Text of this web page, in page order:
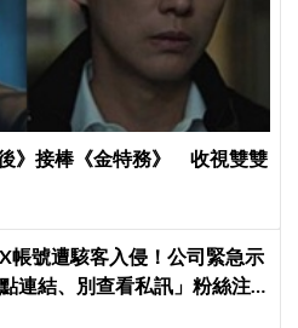
》接棒《金特務》 收視雙雙
帳號遭駭客入侵！公司緊急示
連結、別查看私訊」粉絲注